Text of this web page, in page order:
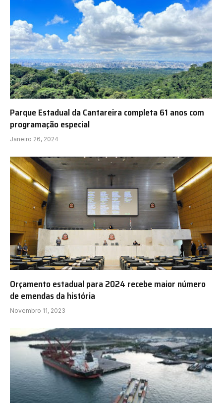
Parque Estadual da Cantareira completa 61 anos com
programação especial
Janeiro 26, 2024
Orçamento estadual para 2024 recebe maior número
de emendas da história
Novembro 11, 2023